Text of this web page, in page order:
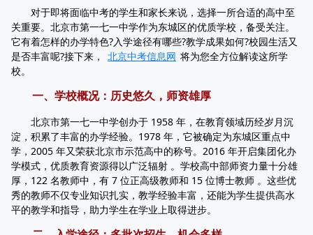
对于即将面临中考的学生和家长来说，选择一所合适的高中至
关重要。北京市第一七一中学作为东城区的优质学校，备受关注。
它有着怎样的办学特色?入学途径有哪些?教学成果如何?校园生活又
是否丰富呢?接下来，
北京中考信息网 将为您全方位解读这所学
校。
一、学校概况：历史悠久，师资雄厚
北京市第一七一中学创办于 1958 年，在教育领域历经岁月沉
淀，积累了丰富的办学经验。1978 年，它被确定为东城区重点中
学，2005 年又荣获北京市示范高中的称号。2016 年开启集团化办
学模式，优质教育资源得以广泛辐射 。学校高中部师资力量十分雄
厚，122 名教师中，有 7 位正高级教师和 15 位博士教师 。这些优
秀的教师不仅专业知识扎实，教学经验丰富，还能为学生提供高水
平的教学和指导，助力学生在学业上取得进步。